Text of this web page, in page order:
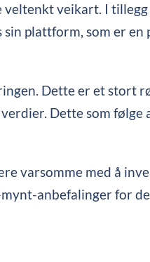
veikart. I
plattform, som er en
Dette er et stort
Dette som følge
varsomme med å
anbefalinger for